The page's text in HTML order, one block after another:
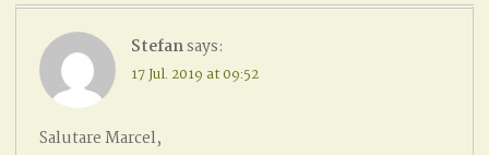
Stefansays:
17 Jul. 2019 at 09:52
Salutare Marcel,